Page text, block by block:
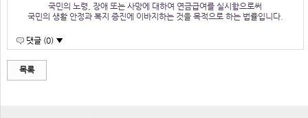
국민의 노령, 장애 또는 사망에 대하여 연금급여를 실시함으로써
국민의 생활 안정과 복지 증진에 이바지하는 것을 목적으로 하는 법률입니다.
댓글 (0) ▼
목록